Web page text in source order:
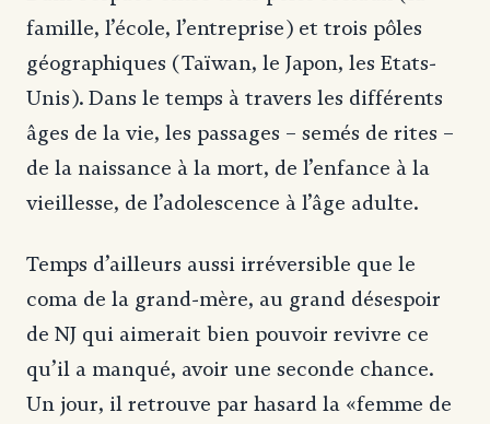
famille, l’école, l’entreprise) et trois pôles
géographiques (Taïwan, le Japon, les Etats-
Unis). Dans le temps à travers les différents
âges de la vie, les passages – semés de rites –
de la naissance à la mort, de l’enfance à la
vieillesse, de l’adolescence à l’âge adulte.
Temps d’ailleurs aussi irréversible que le
coma de la grand-mère, au grand désespoir
de NJ qui aimerait bien pouvoir revivre ce
qu’il a manqué, avoir une seconde chance.
Un jour, il retrouve par hasard la «femme de